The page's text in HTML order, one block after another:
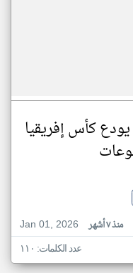
كأس إفريقيا
Jan 01, 2026
منذ ٧ أشهر
عدد الكلمات: ١١٠